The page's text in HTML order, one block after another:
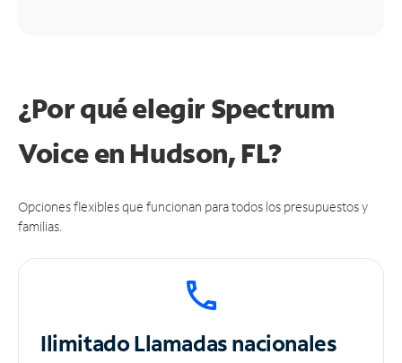
¿Por qué elegir Spectrum
Voice en Hudson, FL?
Opciones flexibles que funcionan para todos los presupuestos y
familias.
IlimitadoLlamadas nacionales